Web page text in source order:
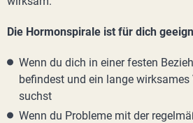
Die Hormonspirale ist für dich
Wenn du dich in einer festen
befindest und ein lange
suchst
Wenn du Probleme mit der